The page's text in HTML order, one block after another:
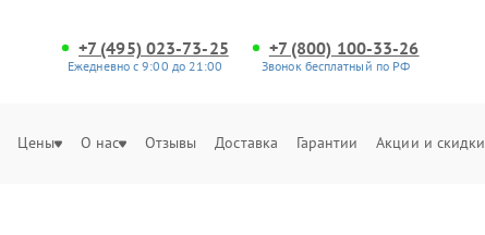
+7 (495) 023-73-25
Ежедневно с 9:00 до 21:00
+7 (800) 100-33-26
Звонок бесплатный по РФ
Цены О нас Отзывы Доставка Гарантии Акции и скидки